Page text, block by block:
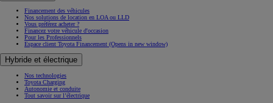
Financement des véhicules
Nos solutions de location en LOA ou LLD
Vous préférez acheter ?
Financez votre véhicule d'occasion
Pour les Professionnels
Espace client Toyota Financement (Opens in new window)
Hybride et électrique
Nos technologies
Toyota Charging
Autonomie et conduite
Tout savoir sur l’électrique